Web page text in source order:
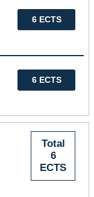
6 ECTS
6 ECTS
Total
6
ECTS